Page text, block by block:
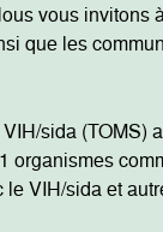
vous
que les
sida
organismes
VIH/sida et